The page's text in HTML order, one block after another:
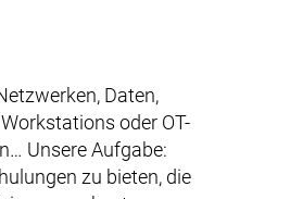
Daten,
oder OT-
Unsere Aufgabe:
zu bieten, die